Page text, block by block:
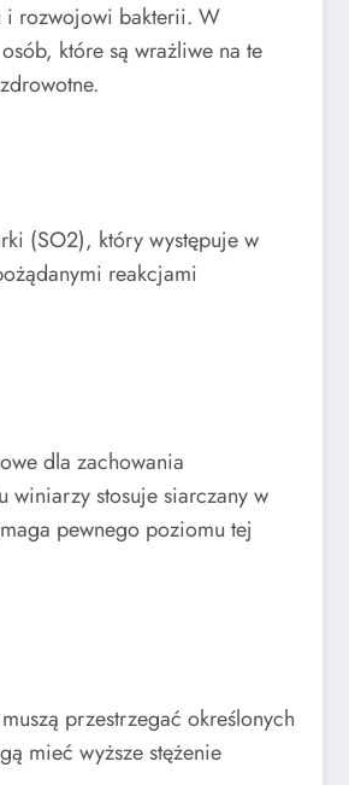
i rozwojowi bakterii. W
które są wrażliwe na te
(SO2), który występuje w
reakcjami
dla zachowania
winiarzy stosuje siarczany w
pewnego poziomu tej
przestrzegać określonych
mieć wyższe stężenie